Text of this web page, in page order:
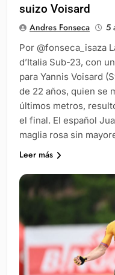
suizo Voisard
Andres Fonseca 5
Por @fonseca_isaza
d’Italia Sub-23, con
para Yannis Voisard
de 22 años, quien se
últimos metros,
el final. El español
maglia rosa sin
Leer más